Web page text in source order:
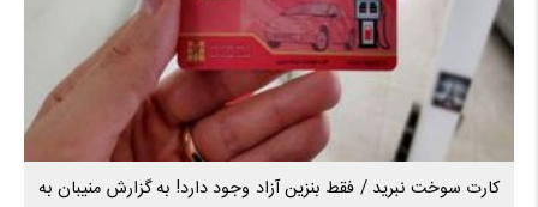
کارت سوخت نبرید / فقط بنزین آزاد وجود دارد! به گزارش منیبان به